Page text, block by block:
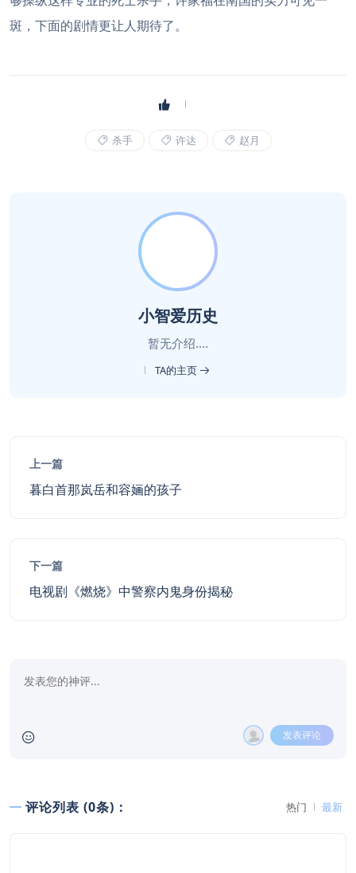
斑，下面的剧情更让人期待了。
杀手 许达 赵月
小智爱历史
暂无介绍....
TA的主页
上一篇
暮白首那岚岳和容婳的孩子
下一篇
电视剧《燃烧》中警察内鬼身份揭秘
发表评论
评论列表 (0条)： 热门 最新